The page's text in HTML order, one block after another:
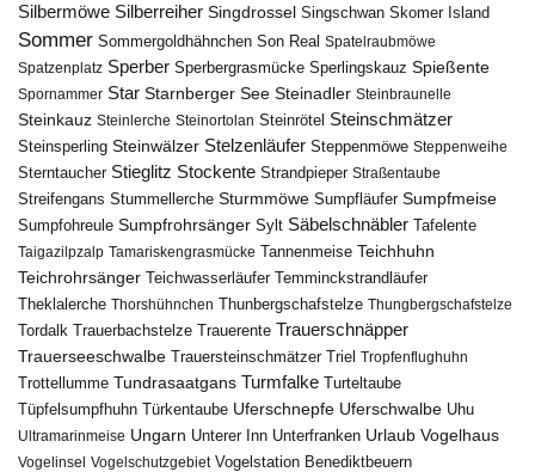
Silbermöwe Silberreiher Singdrossel Singschwan Skomer Island
Sommer Sommergoldhähnchen Son Real Spatelraubmöwe
Spatzenplatz Sperber Sperbergrasmücke Sperlingskauz Spießente
Spornammer Star Starnberger See Steinadler Steinbraunelle
Steinkauz Steinlerche Steinortolan Steinrötel Steinschmätzer
Steinsperling Steinwälzer Stelzenläufer Steppenmöwe Steppenweihe
Sterntaucher Stieglitz Stockente Strandpieper Straßentaube
Streifengans Stummellerche Sturmmöwe Sumpfläufer Sumpfmeise
Sumpfohreule Sumpfrohrsänger Sylt Säbelschnäbler Tafelente
Taigazilpzalp Tamariskengrasmücke Tannenmeise Teichhuhn
Teichrohrsänger Teichwasserläufer Temminckstrandläufer
Theklalerche Thorshühnchen Thunbergschafstelze Thungbergschafstelze
Tordalk Trauerbachstelze Trauerente Trauerschnäpper
Trauerseeschwalbe Trauersteinschmätzer Triel Tropfenflughuhn
Trottellumme Tundrasaatgans Turmfalke Turteltaube
Tüpfelsumpfhuhn
Türkentaube Uferschnepfe Uferschwalbe Uhu
Ultramarinmeise Ungarn Unterer Inn Unterfranken Urlaub Vogelhaus
Vogelinsel Vogelschutzgebiet Vogelstation Benediktbeuern